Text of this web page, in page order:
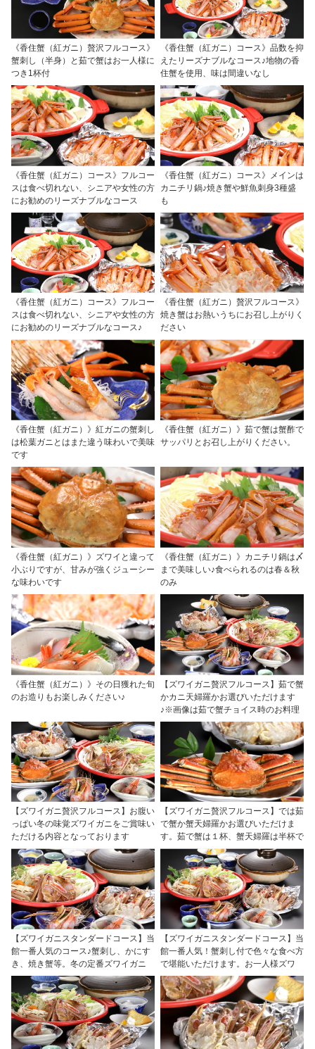
《香住蟹（紅ガニ）贅沢フルコース》
蟹刺し（半身）と茹で蟹はお一人様に
つき1杯付
《香住蟹（紅ガニ）コース》品数を抑
えたリーズナブルなコース♪地物の香
住蟹を使用、味は間違いなし
《香住蟹（紅ガニ）コース》フルコー
スは食べ切れない、シニアや女性の方
にお勧めのリーズナブルなコース
《香住蟹（紅ガニ）コース》メインは
カニチリ鍋♪焼き蟹や鮮魚刺身3種盛
も
《香住蟹（紅ガニ）コース》フルコー
スは食べ切れない、シニアや女性の方
にお勧めのリーズナブルなコース♪
《香住蟹（紅ガニ）贅沢フルコース》
焼き蟹はお熱いうちにお召し上がりく
ださい
《香住蟹（紅ガニ）》紅ガニの蟹刺し
は松葉ガニとはまた違う味わいで美味
です
《香住蟹（紅ガニ）》茹で蟹は蟹酢で
サッパリとお召し上がりください。
《香住蟹（紅ガニ）》ズワイと違って
小ぶりですが、甘みが強くジューシー
な味わいです
《香住蟹（紅ガニ）》カニチリ鍋は〆
まで美味しい♪食べられるのは春＆秋
のみ
《香住蟹（紅ガニ）》その日獲れた旬
のお造りもお楽しみください♪
【ズワイガニ贅沢フルコース】茹で蟹
かカニ天婦羅かお選びいただけます
♪※画像は茹で蟹チョイス時のお料理
【ズワイガニ贅沢フルコース】お腹い
っぱい冬の味覚ズワイガニをご賞味い
ただける内容となっております
【ズワイガニ贅沢フルコース】では茹
で蟹か蟹天婦羅かお選びいただけま
す。茹で蟹は１杯、蟹天婦羅は半杯で
【ズワイガニスタンダードコース】当
館一番人気のコース♪蟹刺し、かにす
き、焼き蟹等。冬の定番ズワイガニ
【ズワイガニスタンダードコース】当
館一番人気！蟹刺し付で色々な食べ方
で堪能いただけます。お一人様ズワ